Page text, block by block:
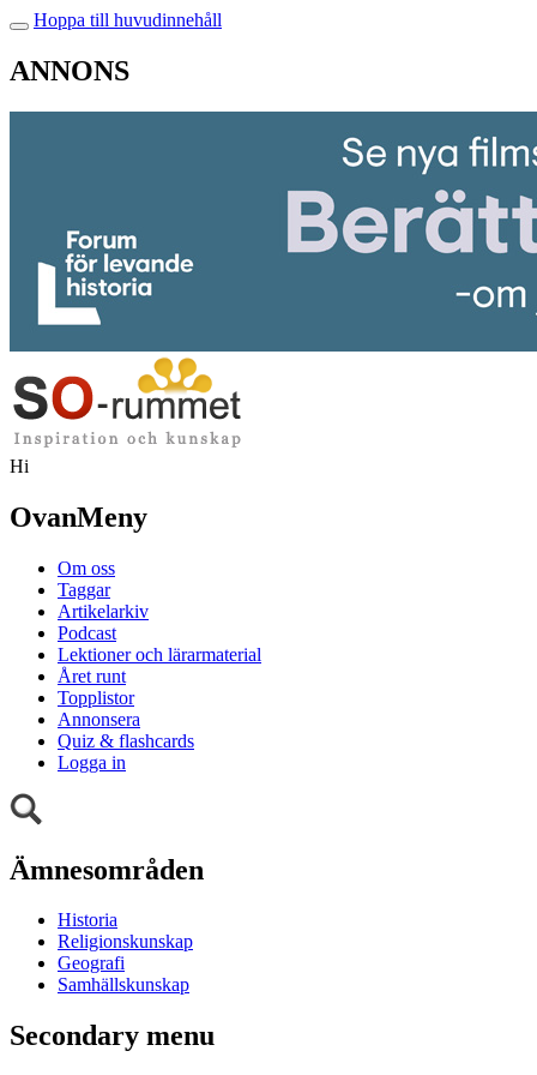
Hoppa till huvudinnehåll
ANNONS
Hi
OvanMeny
Om oss
Taggar
Artikelarkiv
Podcast
Lektioner och lärarmaterial
Året runt
Topplistor
Annonsera
Quiz & flashcards
Logga in
Ämnesområden
Historia
Religionskunskap
Geografi
Samhällskunskap
Secondary menu